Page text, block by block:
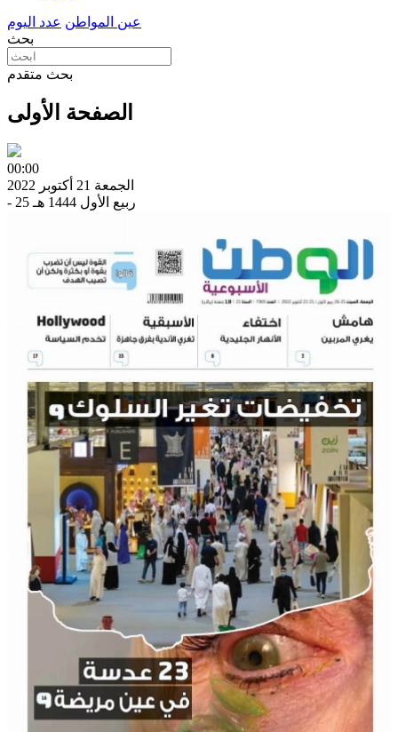
عين المواطن عدد اليوم
بحث
بحث متقدم
الصفحة الأولى
00:00
الجمعة 21 أكتوبر 2022
- 25 ربيع الأول 1444 هـ